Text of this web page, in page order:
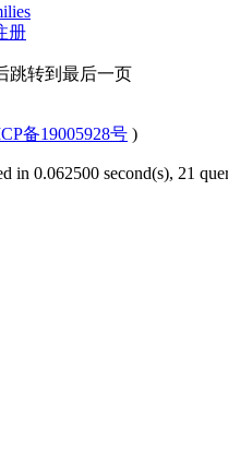
册
跳转到最后一页
备19005928号 )
in 0.062500 second(s), 21